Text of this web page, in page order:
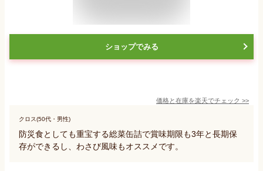
ショップでみる
価格と在庫を楽天でチェック >>
クロス(50代・男性)
防災食としても重宝する総菜缶詰で賞味期限も3年と長期保
存ができるし、わさび風味もオススメです。